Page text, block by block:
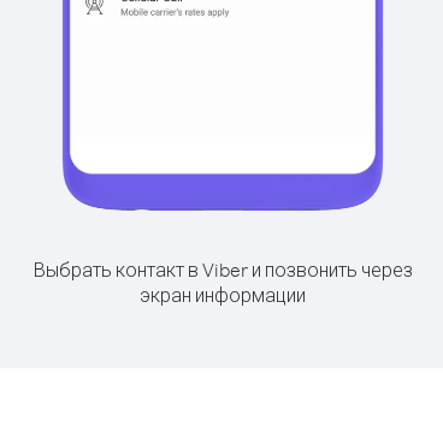
Выбрать контакт в Viber и позвонить через
экран информации